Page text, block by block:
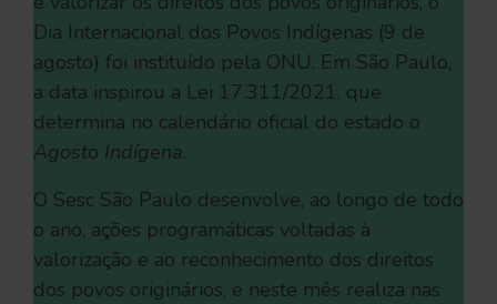
Dia Internacional dos Povos Indígenas (9 de
agosto) foi instituído pela ONU. Em São Paulo,
a data inspirou a Lei 17.311/2021, que
determina no calendário oficial do estado o
Agosto Indígena.
O Sesc São Paulo desenvolve, ao longo de todo
o ano, ações programáticas voltadas à
valorização e ao reconhecimento dos direitos
dos povos originários, e neste mês realiza nas